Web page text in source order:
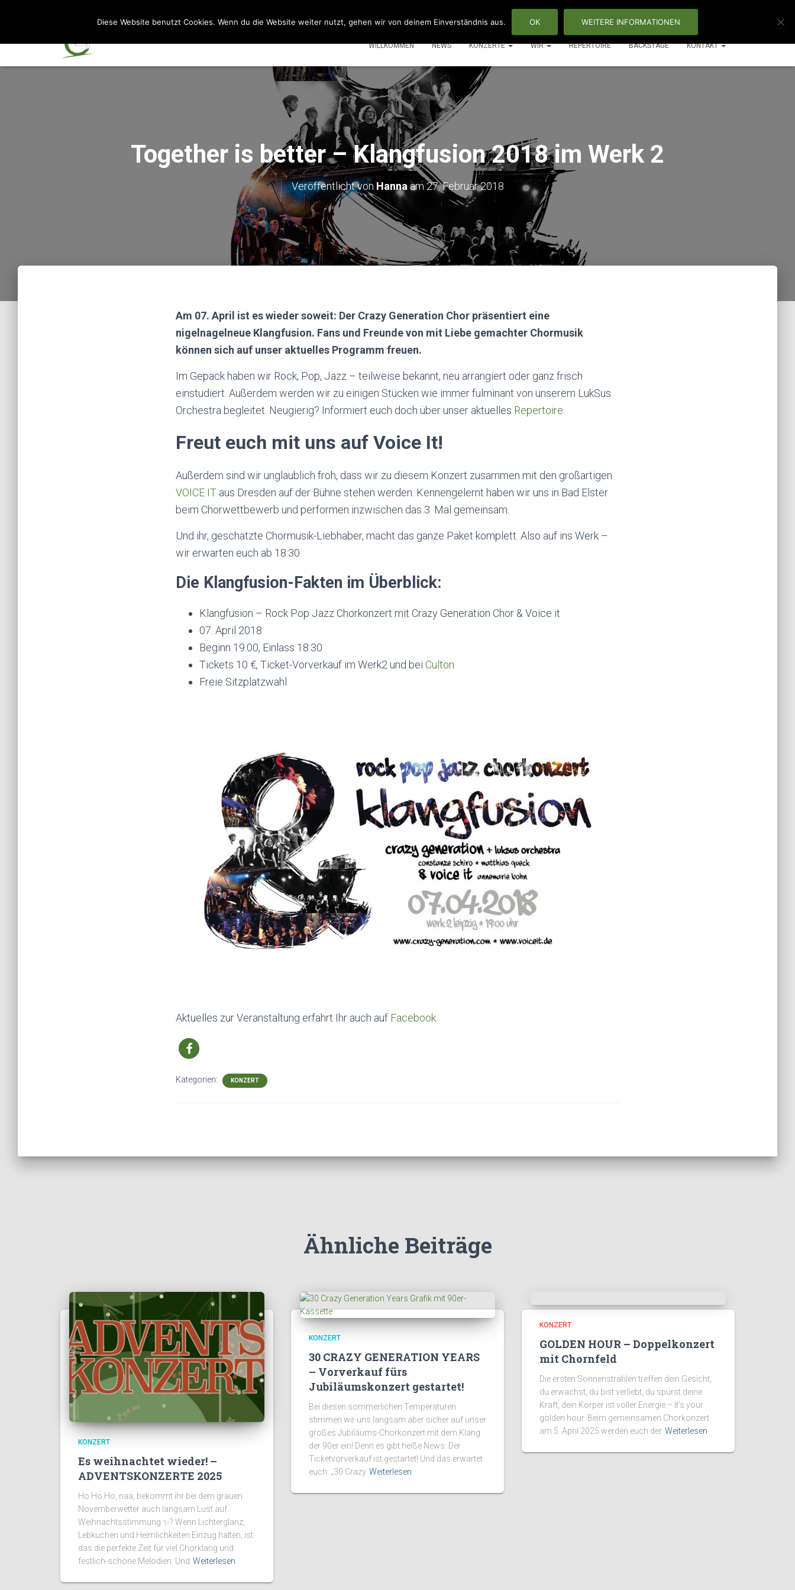
WILLKOMMEN NEWS KONZERTE WIR REPERTOIRE BACKSTAGE KONTAKT
Together is better – Klangfusion 2018 im Werk 2
Veröffentlicht vonHannaam 27. Februar 2018
Am 07. April ist es wieder soweit: Der Crazy Generation Chor präsentiert eine
nigelnagelneue Klangfusion. Fans und Freunde von mit Liebe gemachter Chormusik
können sich auf unser aktuelles Programm freuen.
Im Gepäck haben wir Rock, Pop, Jazz – teilweise bekannt, neu arrangiert oder ganz frisch
einstudiert. Außerdem werden wir zu einigen Stücken wie immer fulminant von unserem LukSus
Orchestra begleitet. Neugierig? Informiert euch doch über unser aktuelles Repertoire
Freut euch mit uns auf Voice It!
Außerdem sind wir unglaublich froh, dass wir zu diesem Konzert zusammen mit den großartigen
VOICE IT aus Dresden auf der Bühne stehen werden. Kennengelernt haben wir uns in Bad Elster
beim Chorwettbewerb und performen inzwischen das 3. Mal gemeinsam.
Und ihr, geschätzte Chormusik-Liebhaber, macht das ganze Paket komplett. Also auf ins Werk –
wir erwarten euch ab 18:30.
Die Klangfusion-Fakten im Überblick:
Klangfusion – Rock Pop Jazz Chorkonzert mit Crazy Generation Chor & Voice it
07. April 2018
Beginn 19:00, Einlass 18:30
Tickets 10 €, Ticket-Vorverkauf im Werk2 und bei Culton
Freie Sitzplatzwahl
Aktuelles zur Veranstaltung erfahrt Ihr auch auf Facebook
Kategorien: KONZERT
Ähnliche Beiträge
KONZERT
Es weihnachtet wieder! –
ADVENTSKONZERTE 2025
Ho Ho Ho, naa, bekommt ihr bei dem grauen
Novemberwetter auch langsam Lust auf
Weihnachtsstimmung ✨? Wenn Lichterglanz,
Lebkuchen und Heimlichkeiten Einzug halten, ist
das die perfekte Zeit für viel Chorklang und
festlich-schöne Melodien: Und Weiterlesen
KONZERT
30 CRAZY GENERATION YEARS
– Vorverkauf fürs
Jubiläumskonzert gestartet!
Bei diesen sommerlichen Temperaturen
stimmen wir uns langsam aber sicher auf unser
großes Jubiläums-Chorkonzert mit dem Klang
der 90er ein! Denn es gibt heiße News: Der
Ticketvorverkauf ist gestartet! Und das erwartet
euch: „30 Crazy Weiterlesen
KONZERT
GOLDEN HOUR – Doppelkonzert
mit Chornfeld
Die ersten Sonnenstrahlen treffen dein Gesicht,
du erwachst, du bist verliebt, du spürst deine
Kraft, dein Körper ist voller Energie – it‘s your
golden hour. Beim gemeinsamen Chorkonzert
am 5. April 2025 werden euch der Weiterlesen
Diese Website benutzt Cookies. Wenn du die Website weiter nutzt, gehen wir von deinem Einverständnis aus. OK WEITERE INFORMATIONEN